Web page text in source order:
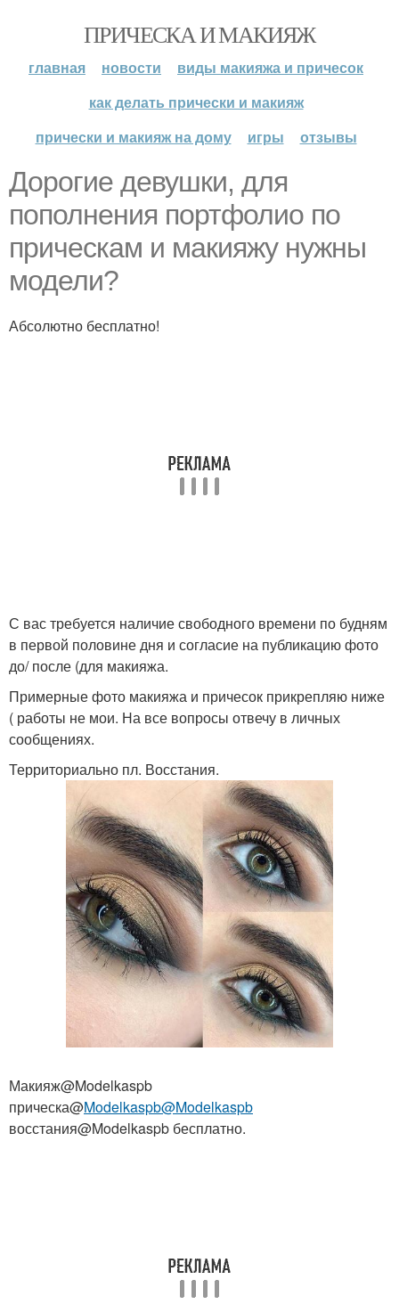
ПРИЧЕСКА И МАКИЯЖ
главная новости
виды макияжа и причесок
как делать прически и макияж
прически и макияж на дому
игры отзывы
Дорогие девушки, для
пополнения портфолио по
прическам и макияжу нужны
модели?
Абсолютно бесплатно!
С вас требуется наличие свободного времени по будням
в первой половине дня и согласие на публикацию фото
до/ после (для макияжа.
Примерные фото макияжа и причесок прикрепляю ниже
( работы не мои. На все вопросы отвечу в личных
сообщениях.
Территориально пл. Восстания.
Макияж@Modelkaspb
прическа@Modelkaspb@Modelkaspb
восстания@Modelkaspb бесплатно.